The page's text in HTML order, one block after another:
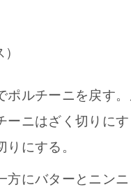
ポルチーニを戻す
ーニはざく切りに
りにする。
方にバターとニン